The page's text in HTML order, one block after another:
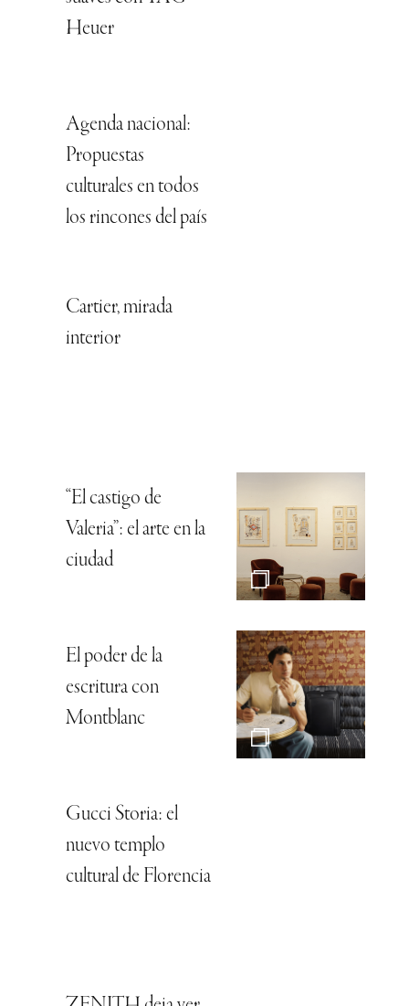
Heuer
Agenda nacional:
Propuestas
culturales en todos
los rincones del país
Cartier, mirada
interior
“El castigo de
Valeria”: el arte en la
ciudad
El poder de la
escritura con
Montblanc
Gucci Storia: el
nuevo templo
cultural de Florencia